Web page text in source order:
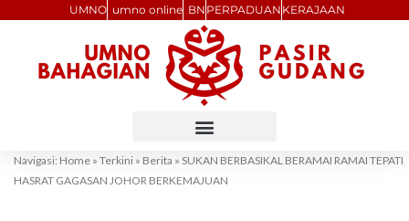
content
UMNO umno online BN PERPADUAN KERAJAAN
Navigasi: Home » Terkini » Berita » SUKAN BERBASIKAL BERAMAI RAMAI TEPATI
HASRAT GAGASAN JOHOR BERKEMAJUAN